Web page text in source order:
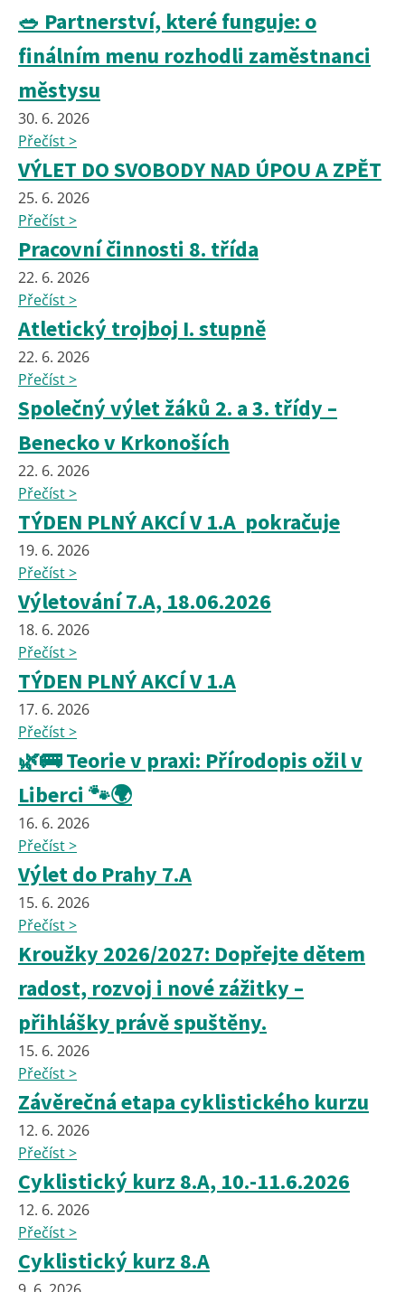
🥗 Partnerství, které funguje: o
finálním menu rozhodli zaměstnanci
městysu
30. 6. 2026
Přečíst >
VÝLET DO SVOBODY NAD ÚPOU A ZPĚT
25. 6. 2026
Přečíst >
Pracovní činnosti 8. třída
22. 6. 2026
Přečíst >
Atletický trojboj I. stupně
22. 6. 2026
Přečíst >
Společný výlet žáků 2. a 3. třídy –
Benecko v Krkonoších
22. 6. 2026
Přečíst >
TÝDEN PLNÝ AKCÍ V 1.A pokračuje
19. 6. 2026
Přečíst >
Výletování 7.A, 18.06.2026
18. 6. 2026
Přečíst >
TÝDEN PLNÝ AKCÍ V 1.A
17. 6. 2026
Přečíst >
🌿🚌 Teorie v praxi: Přírodopis ožil v
Liberci 🐾🌍
16. 6. 2026
Přečíst >
Výlet do Prahy 7.A
15. 6. 2026
Přečíst >
Kroužky 2026/2027: Dopřejte dětem
radost, rozvoj i nové zážitky –
přihlášky právě spuštěny.
15. 6. 2026
Přečíst >
Závěrečná etapa cyklistického kurzu
12. 6. 2026
Přečíst >
Cyklistický kurz 8.A, 10.-11.6.2026
12. 6. 2026
Přečíst >
Cyklistický kurz 8.A